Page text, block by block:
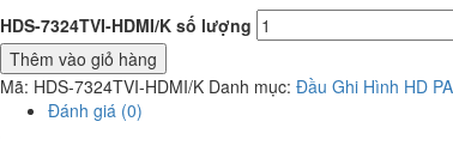
HDS-7324TVI-HDMI/K số lượng
Thêm vào giỏ hàng
Mã: HDS-7324TVI-HDMI/K Danh mục: Đầu Ghi Hình HD
Đánh giá (0)